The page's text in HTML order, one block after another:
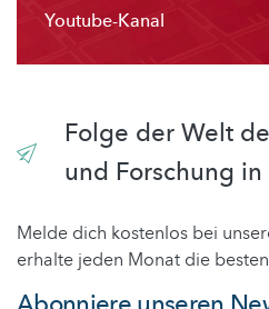
Youtube-Kanal
Folge der Welt
und Forschung
Melde dich kostenlos bei
erhalte jeden Monat die